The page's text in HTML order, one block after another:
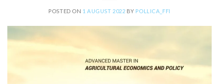
POSTED ON 1 AUGUST 2022 BY POLLICA_FFI